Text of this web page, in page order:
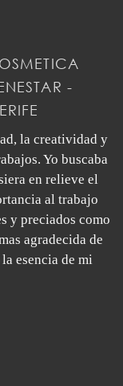
-
la creatividad y
Yo buscaba
en relieve el
al trabajo
y preciados como
agradecida de
esencia de mi